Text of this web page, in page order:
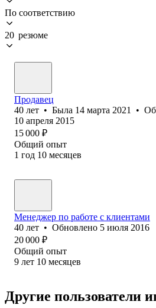
По соответствию
20 резюме
Продавец
40 лет • Была 14 марта 2021 •
10 апреля 2015
15 000 ₽
Общий опыт
1 год 10 месяцев
Менеджер по работе с клиентами
40 лет • Обновлено 5 июля 2016
20 000 ₽
Общий опыт
9 лет 10 месяцев
Другие пользователи